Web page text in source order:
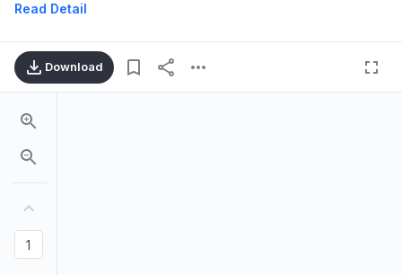
Read Detail
Download